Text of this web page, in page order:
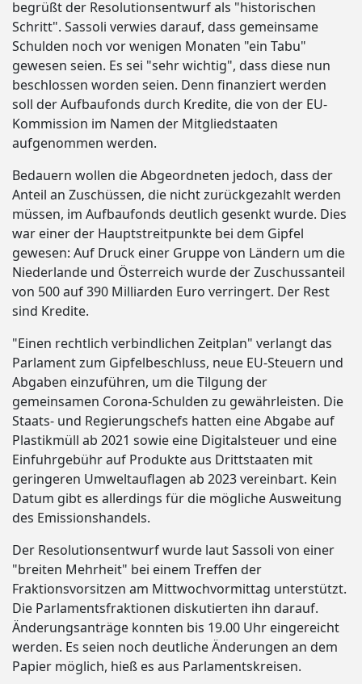
begrüßt der Resolutionsentwurf als "historischen
Schritt". Sassoli verwies darauf, dass gemeinsame
Schulden noch vor wenigen Monaten "ein Tabu"
gewesen seien. Es sei "sehr wichtig", dass diese nun
beschlossen worden seien. Denn finanziert werden
soll der Aufbaufonds durch Kredite, die von der EU-
Kommission im Namen der Mitgliedstaaten
aufgenommen werden.
Bedauern wollen die Abgeordneten jedoch, dass der
Anteil an Zuschüssen, die nicht zurückgezahlt werden
müssen, im Aufbaufonds deutlich gesenkt wurde. Dies
war einer der Hauptstreitpunkte bei dem Gipfel
gewesen: Auf Druck einer Gruppe von Ländern um die
Niederlande und Österreich wurde der Zuschussanteil
von 500 auf 390 Milliarden Euro verringert. Der Rest
sind Kredite.
"Einen rechtlich verbindlichen Zeitplan" verlangt das
Parlament zum Gipfelbeschluss, neue EU-Steuern und
Abgaben einzuführen, um die Tilgung der
gemeinsamen Corona-Schulden zu gewährleisten. Die
Staats- und Regierungschefs hatten eine Abgabe auf
Plastikmüll ab 2021 sowie eine Digitalsteuer und eine
Einfuhrgebühr auf Produkte aus Drittstaaten mit
geringeren Umweltauflagen ab 2023 vereinbart. Kein
Datum gibt es allerdings für die mögliche Ausweitung
des Emissionshandels.
Der Resolutionsentwurf wurde laut Sassoli von einer
"breiten Mehrheit" bei einem Treffen der
Fraktionsvorsitzen am Mittwochvormittag unterstützt.
Die Parlamentsfraktionen diskutierten ihn darauf.
Änderungsanträge konnten bis 19.00 Uhr eingereicht
werden. Es seien noch deutliche Änderungen an dem
Papier möglich, hieß es aus Parlamentskreisen.